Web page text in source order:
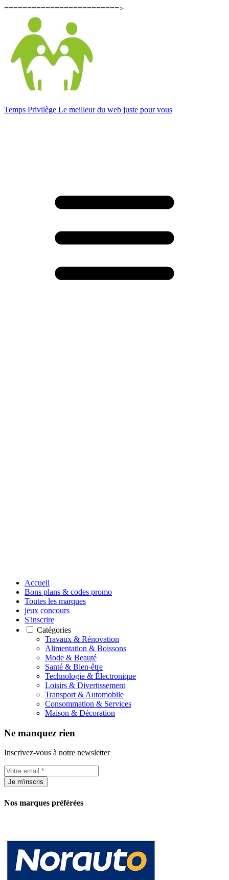
=========================>
Temps Privilège Le meilleur du web juste pour vous
Accueil
Bons plans & codes promo
Toutes les marques
jeux concours
S'inscrire
Catégories
Travaux & Rénovation
Alimentation & Boissons
Mode & Beauté
Santé & Bien-être
Technologie & Électronique
Loisirs & Divertissement
Transport & Automobile
Consommation & Services
Maison & Décoration
Ne manquez rien
Inscrivez-vous à notre newsletter
Je m'inscris
Nos marques préférées